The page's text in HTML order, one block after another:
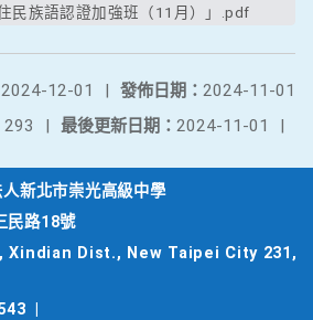
民族語認證加強班（11月）」.pdf
發佈日期： 2024-11-01
2024-12-01
|
最後更新日期： 2024-11-01 |
293 |
新北市崇光高級中學
民路18號
Xindian Dist., New Taipei City 231,